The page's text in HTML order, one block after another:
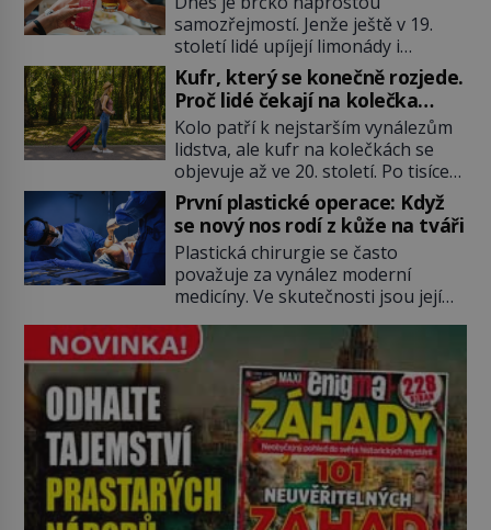
místo klasické americké rye
whiskey či klidně bourbonu
nepoužijete skotskou whisku. Co
se stane? Inu, koktejl bude stále
skvělý, ale už to nebude
Manhattan ale […]
samozřejmostí. Jenže ještě v 19.
století lidé upíjejí limonády i
koktejly dutými stébly žita nebo
žitné slámy. Fungují sice dobře,
mají ale jednu nepříjemnou
vlastnost po chvíli se rozmáčejí a
nápoji dodávají travnatou příchuť.
Právě tahle drobná nepříjemnost
přivede amerického výrobce
cigaretových náustků k nápadu,
který změní způsob pití po celém
[…]
Kufr, který se konečně rozjede.
Proč lidé čekají na kolečka
téměř pět tisíc let?
Kolo patří k nejstarším vynálezům
lidstva, ale kufr na kolečkách se
objevuje až ve 20. století. Po tisíce
let lidé vláčejí těžká zavazadla v
rukou, na zádech nebo je nakládají
na povozy. Stačí přitom jediný
nápad, připevnit ke kufru kolečka.
Jenže právě ten nikdo dlouho
nedostane. Až jednou se na letišti
ozve věta, která změní […]
První plastické operace: Když
se nový nos rodí z kůže na tváři
Plastická chirurgie se často
považuje za vynález moderní
medicíny. Ve skutečnosti jsou její
tisíce let. V dobách, kdy ještě
neexistují antibiotika ani anestezie,
se odvážní lékaři pokoušejí vracet
lidem tváře znetvořené válkou,
tresty nebo nehodami. Jejich
metody jsou překvapivě
promyšlené a některé principy
používají chirurgové dodnes. Úplně
první […]